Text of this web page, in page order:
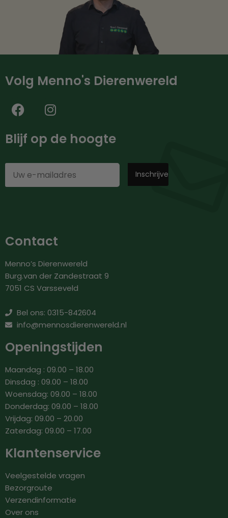
Volg Menno's Dierenwereld
Blijf op de hoogte
Contact
Menno’s Dierenwereld
Burg.van der Zandestraat 9
7051 CS Varsseveld
Bel ons: 0315-842604
info@mennosdierenwereld.nl
Openingstijden
Maandag : 09.00 – 18.00
Dinsdag : 09.00 – 18.00
Woensdag: 09.00 – 18.00
Donderdag: 09.00 – 18.00
Vrijdag: 09.00 – 20.00
Zaterdag: 09.00 – 17.00
Klantenservice
Veelgestelde vragen
Bezorgroute
Verzendinformatie
Over ons